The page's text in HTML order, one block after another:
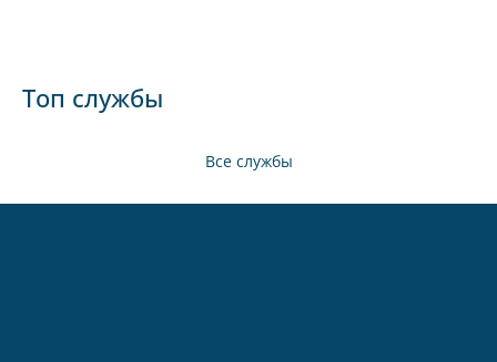
Топ службы
Все службы